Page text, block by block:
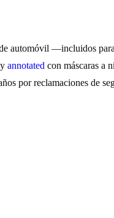
automóvil —incluidos
annotated con máscaras a
por reclamaciones de